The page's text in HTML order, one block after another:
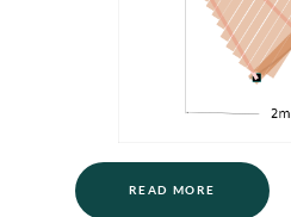
READ MORE